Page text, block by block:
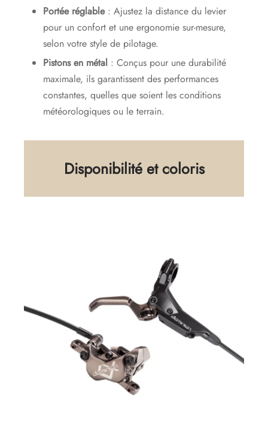
Portée réglable: Ajustez la distance du levier
pour un confort et une ergonomie sur-mesure,
selon votre style de pilotage.
Pistons en métal : Conçus pour une durabilité
maximale, ils garantissent des performances
constantes, quelles que soient les conditions
météorologiques ou le terrain.
Disponibilité et coloris